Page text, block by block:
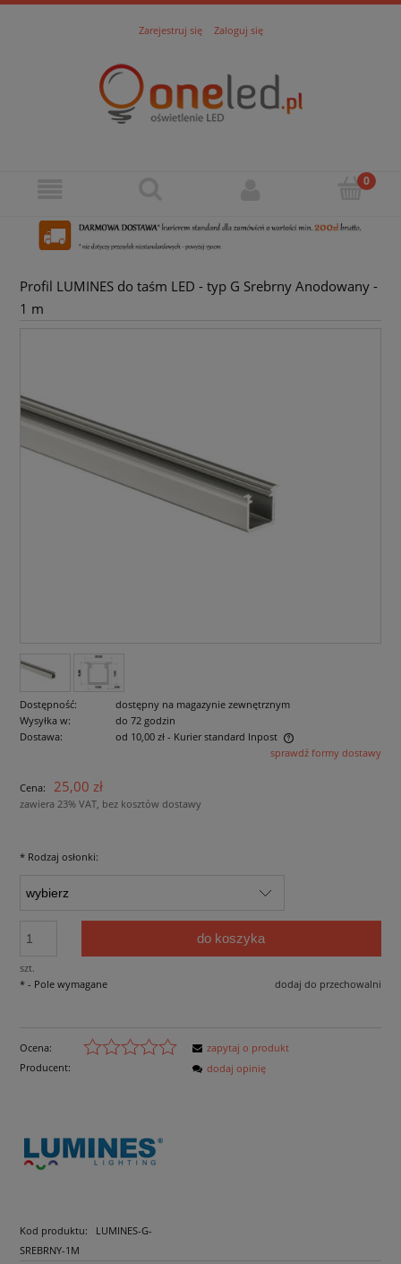
Zarejestruj się Zaloguj się
Profil LUMINES do taśm LED - typ G Srebrny Anodowany -
1 m
Dostępność:
dostępny na magazynie zewnętrznym
Wysyłka w:
do 72 godzin
Dostawa:
od 10,00 zł - Kurier standard Inpost
Cena nie zawiera ewentualnych kosztów płatnościsprawdź formy dostawy
Cena: 25,00 zł
zawiera 23% VAT, bez kosztów dostawy
* Rodzaj osłonki:
szt.
do koszyka
dodaj do przechowalni
* - Pole wymagane
Ocena:
Producent:
Kod produktu:
LUMINES-G-
SREBRNY-1M
zapytaj o produkt
dodaj opinię